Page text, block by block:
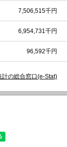
7,506,515千円
6,954,731千円
96,592千円
計の総合窓口(e-Stat)